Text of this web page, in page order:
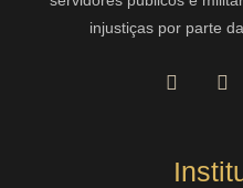
injustiças por parte